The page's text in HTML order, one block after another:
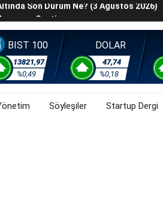
Geçti
Orta Doğu Iyimserliklerini
Artırdı
Son Durum Ne? (3 Ağustos 2026)
BIST 100
13821,97
%0,49
DOLAR
47,74
%0,18
Söyleşiler Startup Dergi